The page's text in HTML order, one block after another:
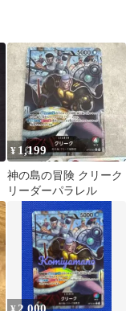
¥ 1,199
神の島の冒険 クリーク
リーダーパラレル